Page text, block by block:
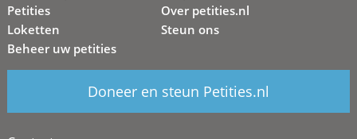
Petities
Loketten
Beheer uw petities
Over petities.nl
Steun ons
Doneer en steun Petities.nl